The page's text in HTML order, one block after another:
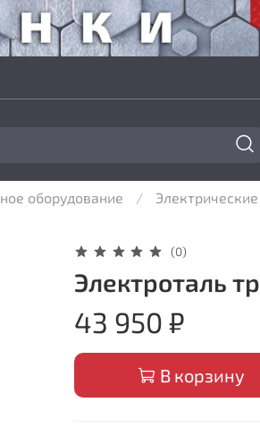
оборудование
(0)
Электроталь
43 950 ₽
В корзину